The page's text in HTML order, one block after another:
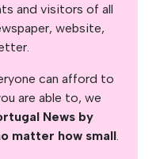
and visitors of all
website,
can afford to
are able to, we
News by
matter how small.